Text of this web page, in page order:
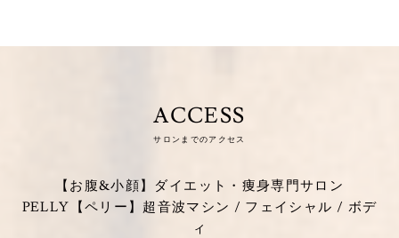
ACCESS
サロンまでのアクセス
【お腹&小顔】ダイエット・痩身専門サロン
PELLY【ペリー】超音波マシン / フェイシャル / ボデ
ィ